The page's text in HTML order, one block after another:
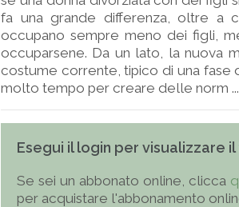
fa una grande differenza, oltre a
occupano sempre meno dei figli,
occuparsene. Da un lato, la nuova
costume corrente, tipico di una fase
molto tempo per creare delle norm
Esegui il login per visualizzare
Se sei un abbonato online, clicca
per acquistare l'abbonamento